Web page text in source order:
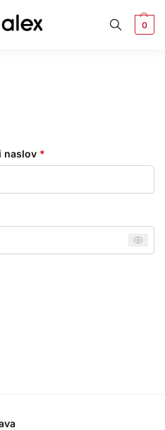
0
naslov *